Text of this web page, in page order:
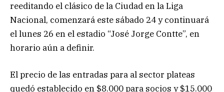
reeditando el clásico de la Ciudad en la Liga
Nacional, comenzará este sábado 24 y continuará
el lunes 26 en el estadio “José Jorge Contte”, en
horario aún a definir.
El precio de las entradas para al sector plateas
quedó establecido en $8.000 para socios y $15.000